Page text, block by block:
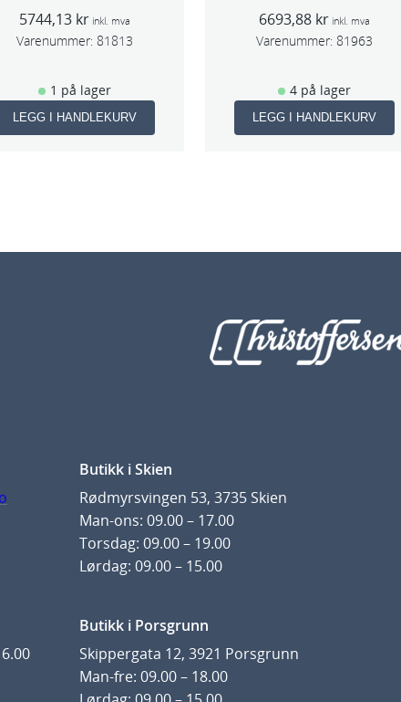
slag 75mm
5744,13 kr inkl. mva
Varenummer: 81813
1 på lager
LEGG I HANDLEKURV
slag 75mm
6693,88 kr inkl. mva
Varenummer: 81963
4 på lager
LEGG I HANDLEKURV
Butikk i Skien
Rødmyrsvingen 53, 3735 Skien
Man-ons: 09.00 – 17.00
Torsdag: 09.00 – 19.00
Lørdag: 09.00 – 15.00
Butikk i Porsgrunn
Skippergata 12, 3921 Porsgrunn
Man-fre: 09.00 – 18.00